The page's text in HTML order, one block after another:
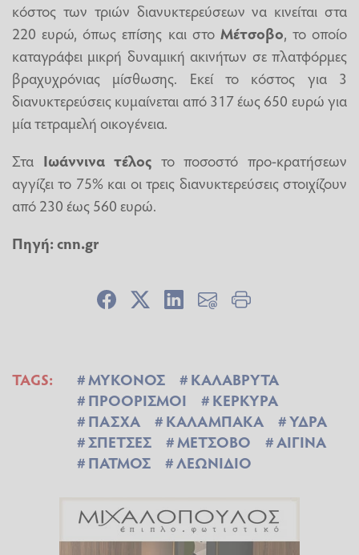
κόστος των τριών διανυκτερεύσεων να κινείται στα
220 ευρώ, όπως επίσης και στο Μέτσοβο, το οποίο
καταγράφει μικρή δυναμική ακινήτων σε πλατφόρμες
βραχυχρόνιας μίσθωσης. Εκεί το κόστος για 3
διανυκτερεύσεις κυμαίνεται από 317 έως 650 ευρώ για
μία τετραμελή οικογένεια.
Στα Ιωάννινα τέλος το ποσοστό προ-κρατήσεων
αγγίζει το 75% και οι τρεις διανυκτερεύσεις στοιχίζουν
από 230 έως 560 ευρώ.
Πηγή: cnn.gr
TAGS: ΜΥΚΟΝΟΣ
ΚΑΛΑΒΡΥΤΑ
ΠΡΟΟΡΙΣΜΟΙ
ΚΕΡΚΥΡΑ
ΠΑΣΧΑ
ΚΑΛΑΜΠΑΚΑ
ΥΔΡΑ
ΣΠΕΤΣΕΣ
ΜΕΤΣΟΒΟ
ΑΙΓΙΝΑ
ΠΑΤΜΟΣ
ΛΕΩΝΙΔΙΟ